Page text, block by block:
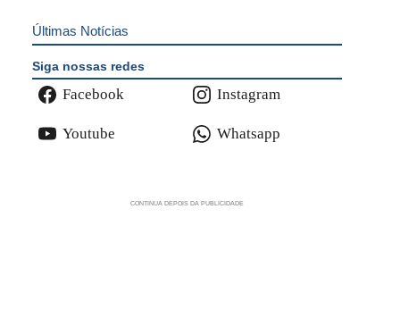
Últimas Notícias
Siga nossas redes
Facebook Instagram
Youtube Whatsapp